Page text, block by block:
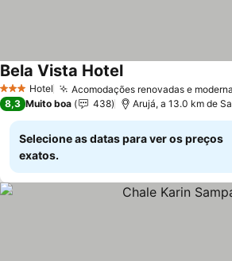
3 EstrelasHotel Acomodações renovadas e
Bela Vista Hotel
8,3 Muito boa 438 Arujá, a 13.0 km de
Selecione as datas para ver os preços
exatos.